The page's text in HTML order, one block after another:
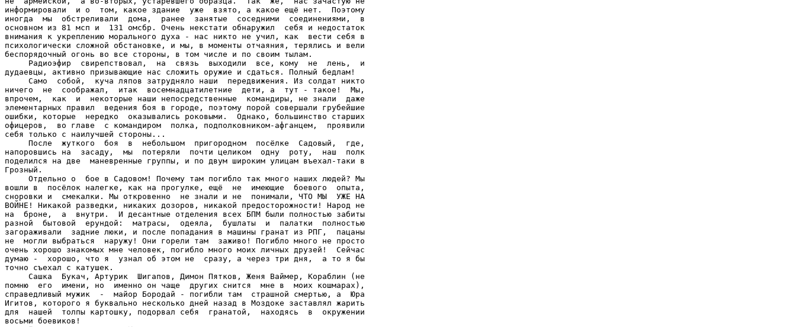
информировали  и о  том, какое здание  уже  взято, а какое ещё нет.  Поэтому
иногда  мы  обстреливали  дома,  ранее  занятые  соседними  соединениями,  в
основном из 81 мсп и  131 омсбр. Очень некстати обнаружил  себя и недостаток
внимания к укреплению морального духа - нас никто не учил, как  вести себя в
психологически сложной обстановке, и мы, в моменты отчаяния, терялись и вели
беспорядочный огонь во все стороны, в том числе и по своим тылам.
     Радиоэфир  свирепствовал,  на  связь  выходили  все, кому  не  лень,  и
дудаевцы, активно призывающие нас сложить оружие и сдаться. Полный бедлам!
     Само  собой,  куча ляпов затрудняло наши  передвижения. Из солдат никто
ничего  не  соображал,  итак  восемнадцатилетние  дети, а  тут - такое!  Мы,
впрочем,  как  и  некоторые наши непосредственные  командиры, не знали  даже
элементарных правил  ведения боя в городе, поэтому порой совершали грубейшие
ошибки, которые  нередко  оказывались роковыми.  Однако, большинство старших
офицеров,  во главе  с командиром  полка, подполковником-афганцем,  проявили
себя только с наилучшей стороны...
     После  жуткого  боя  в  небольшом  пригородном  посёлке  Садовый,  где,
напоровшись на  засаду,  мы  потеряли  почти целиком  одну  роту,  наш  полк
поделился на две  маневренные группы, и по двум широким улицам въехал-таки в
Грозный.
     Отдельно о  бое в Садовом! Почему там погибло так много наших людей? Мы
вошли в  посёлок налегке, как на прогулке, ещё  не  имеющие  боевого  опыта,
сноровки и  смекалки. Мы откровенно  не знали и не  понимали, ЧТО МЫ  УЖЕ НА
ВОЙНЕ! Никакой разведки, никаких дозоров, никакой предосторожности! Народ не
на  броне,  а  внутри.  И десантные отделения всех БПМ были полностью забиты
разной  бытовой  ерундой:  матрасы,  одеяла,  бушлаты  и  палатки  полностью
загораживали  задние люки, и после попадания в машины гранат из РПГ,  пацаны
не  могли выбраться  наружу! Они горели там  заживо! Погибло много не просто
очень хорошо знакомых мне человек, погибло много моих личных друзей!  Сейчас
думаю -  хорошо, что я  узнал об этом не  сразу, а через три дня,  а то я бы
точно съехал с катушек.
     Сашка  Букач, Артурик  Шигапов, Димон Пятков, Женя Ваймер, Кораблин (не
помню  его  имени, но  именно он чаще  других снится  мне в  моих кошмарах),
справедливый мужик  -  майор Бородай - погибли там  страшной смертью, а  Юра
Игитов, которого я буквально несколько дней назад в Моздоке заставлял жарить
для  нашей  толпы картошку, подорвал себя  гранатой,  находясь  в  окружении
восьми боевиков!